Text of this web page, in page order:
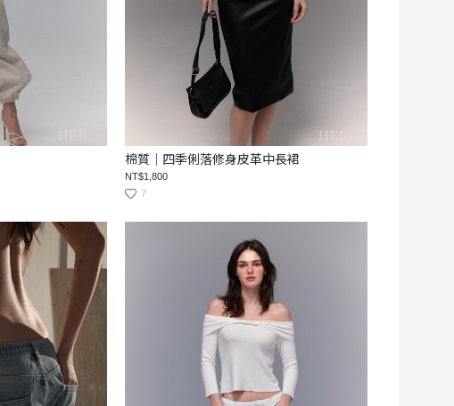
棉質｜四季俐落修身皮革中長裙
NT$1,800
7